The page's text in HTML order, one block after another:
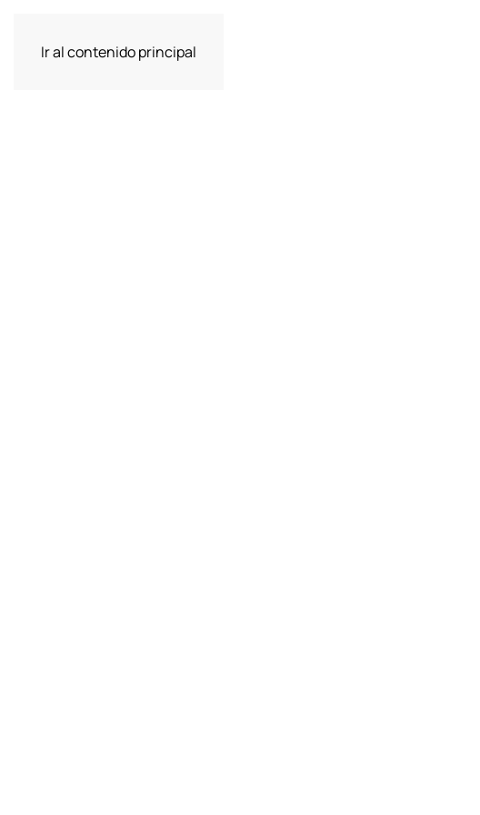
Ir al contenido principal